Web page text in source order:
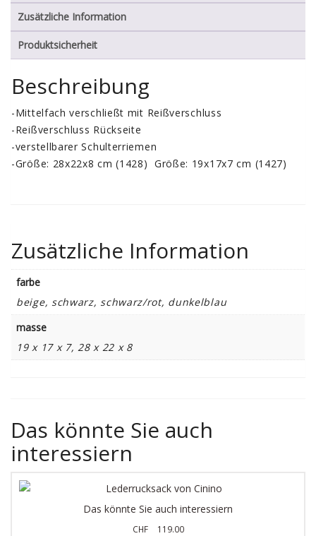
Zusätzliche Information
Produktsicherheit
Beschreibung
-Mittelfach verschließt mit Reißverschluss
-Reißverschluss Rückseite
-verstellbarer Schulterriemen
-Größe: 28x22x8 cm (1428) Größe: 19x17x7 cm (1427)
Zusätzliche Information
farbe
beige, schwarz, schwarz/rot, dunkelblau
masse
19 x 17 x 7, 28 x 22 x 8
Das könnte Sie auch
interessiern
Das könnte Sie auch interessiern
CHF
119.00